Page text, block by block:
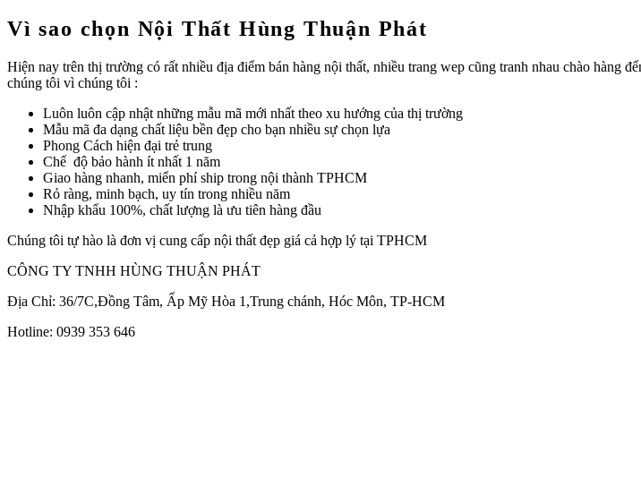
Vì sao chọn Nội Thất Hùng Thuận Phát
Hiện nay trên thị trường có rất nhiều địa điểm bán hàng nội thất, nhiều trang wep cũng tranh nhau chào hàng
chúng tôi vì chúng tôi :
Luôn luôn cập nhật những mẫu mã mới nhất theo xu hướng của thị trường
Mẫu mã đa dạng chất liệu bền đẹp cho bạn nhiều sự chọn lựa
Phong Cách hiện đại trẻ trung
Chế độ bảo hành ít nhất 1 năm
Giao hàng nhanh, miển phí ship trong nội thành TPHCM
Rỏ ràng, minh bạch, uy tín trong nhiều năm
Nhập khẩu 100%, chất lượng là ưu tiên hàng đầu
Chúng tôi tự hào là đơn vị cung cấp nội thất đẹp giá cả hợp lý tại TPHCM
CÔNG TY TNHH HÙNG THUẬN PHÁT
Địa Chỉ: 36/7C,Đồng Tâm, Ấp Mỹ Hòa 1,Trung chánh, Hóc Môn, TP-HCM
Hotline: 0939 353 646